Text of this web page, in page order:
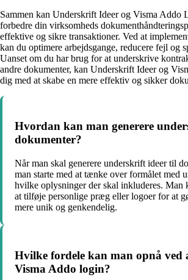
Sammen kan Underskrift Ideer og Visma Addo
forbedre din virksomheds
effektive og sikre transaktioner. Ved at
kan du optimere arbejdsgange, reducere fejl og
Uanset om du har brug for at underskrive
andre dokumenter, kan Underskrift Ideer og
dig med at skabe en mere effektiv og sikker
Hvordan kan man generere
dokumenter?
Når man skal generere underskrift ideer til
man starte med at tænke over formålet med
hvilke oplysninger der skal inkluderes. Man
at tilføje personlige præg eller logoer for at
mere unik og genkendelig.
Hvilke fordele kan man opnå ved
Visma Addo login?